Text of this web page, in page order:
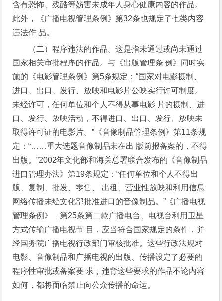
含有恐怖、残酷等妨害未成年人身心健康内容的作品。
此外，《广播电视管理条例》第32条也规定了七类内容
违法作 品。
（二）程序违法的作品。这是指未通过或尚未通过
国家相关审批程序的作品。与《出版管理条 例》同时实
施的《电影管理条例》第5条规定：“国家对电影摄制、
进口、出口、发行、放映和电影片公映实行许可制度。
未经许可，任何单位和个人不得从事电影 片的摄制、进
口、发行、放映活动，不得进口、出口、发行、放映未
取得许可证的电影片。”《音像制品管理条例》第11条规
定：“……重大选题音像制品未在出 版前报备案的，不得
出版。”2002年文化部和海关总署联合发布的《音像制品
进口管理办法》第19条规定：“任何单位和个人不得出
版、复制、批发、零售、 出租、营业性放映和利用信息
网络传播未经文化部批准进口的音像制品。”《广播电视
管理条例》，第25条第二款广播电台、电视台利用卫星
方式传输广播电视节 目，应当符合国家规定的条件，并
经国务院广播电视行政部门审核批准。这些行政法规对
电影、音像制品和广播电视的出版、传播设定了必要的
程序性审批或备案要 求，违背这些要求的作品不论内容
如何，都将面临禁止向公众传播的命运。